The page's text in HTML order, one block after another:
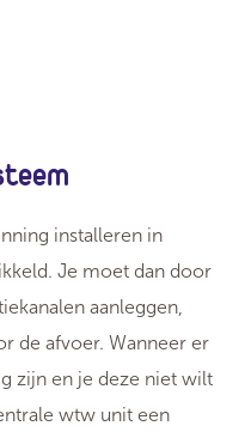
installeren in
Je moet dan door
aanleggen,
de afvoer. Wanneer er
zijn en je deze niet wilt
wtw unit een